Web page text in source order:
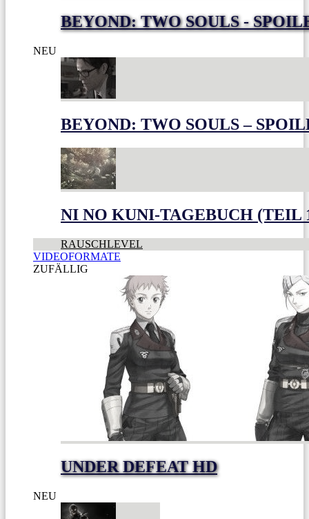
BEYOND: TWO SOULS -
NEU
BEYOND: TWO SOULS –
NI NO KUNI-TAGEBUCH (TEIL
RAUSCHLEVEL
VIDEOFORMATE
ZUFÄLLIG
UNDER DEFEAT HD
NEU